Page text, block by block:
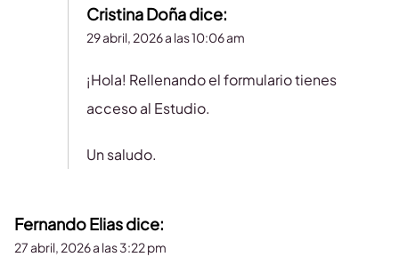
Cristina Doñadice:
29 abril, 2026 a las 10:06 am
¡Hola! Rellenando el formulario tienes
acceso al Estudio.
Un saludo.
Fernando Eliasdice:
27 abril, 2026 a las 3:22 pm